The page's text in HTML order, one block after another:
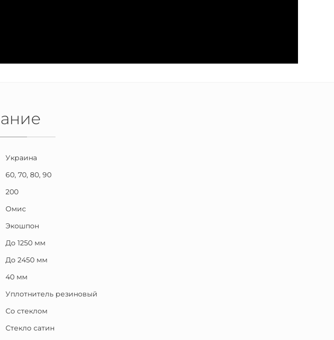
Украина
60, 70, 80, 90
200
Омис
Экошпон
До 1250 мм
До 2450 мм
40 мм
Уплотнитель резиновый
Со стеклом
Стекло сатин